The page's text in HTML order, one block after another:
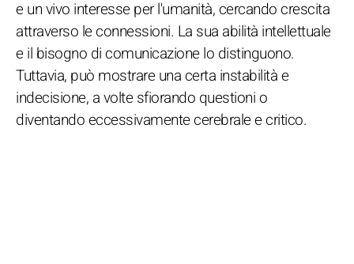
e un vivo interesse per l'umanità, cercando crescita
attraverso le connessioni. La sua abilità intellettuale
e il bisogno di comunicazione lo distinguono.
Tuttavia, può mostrare una certa instabilità e
indecisione, a volte sfiorando questioni o
diventando eccessivamente cerebrale e critico.